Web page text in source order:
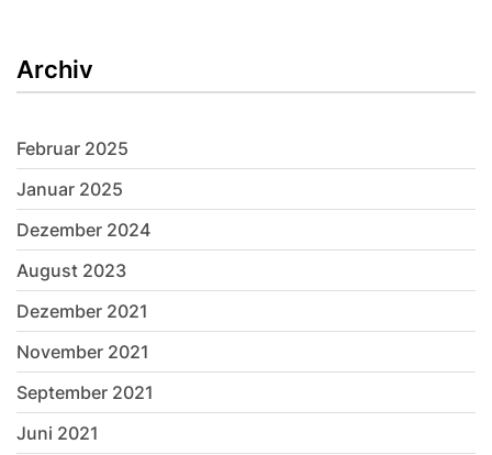
Archiv
Februar 2025
Januar 2025
Dezember 2024
August 2023
Dezember 2021
November 2021
September 2021
Juni 2021